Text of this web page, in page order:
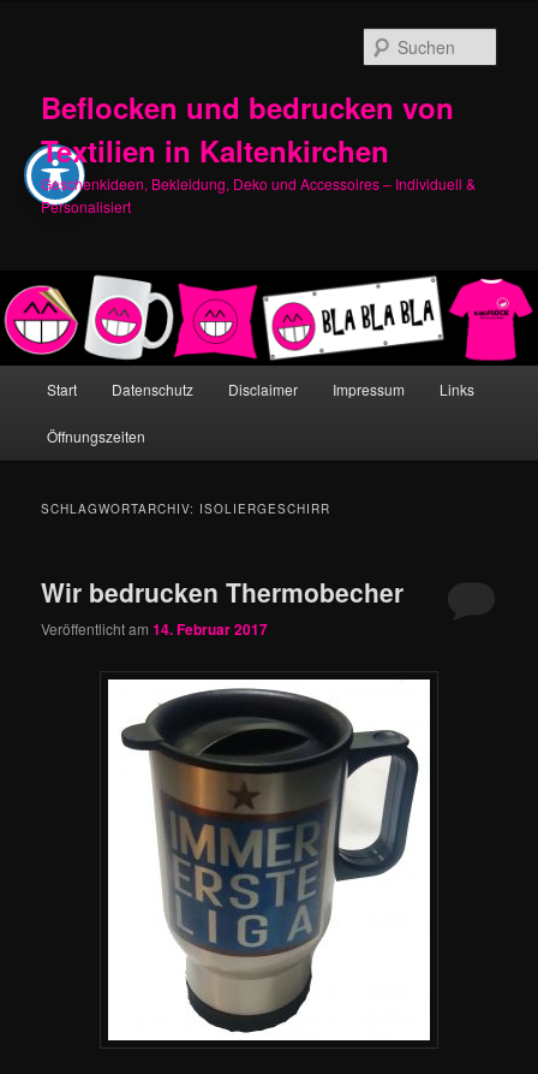
Beflocken und bedrucken von
Textilien in Kaltenkirchen
Geschenkideen, Bekleidung, Deko und Accessoires – Individuell &
Personalisiert
Start Datenschutz Disclaimer Impressum Links
Öffnungszeiten
SCHLAGWORTARCHIV: ISOLIERGESCHIRR
Wir bedrucken Thermobecher
Veröffentlicht am14. Februar 2017